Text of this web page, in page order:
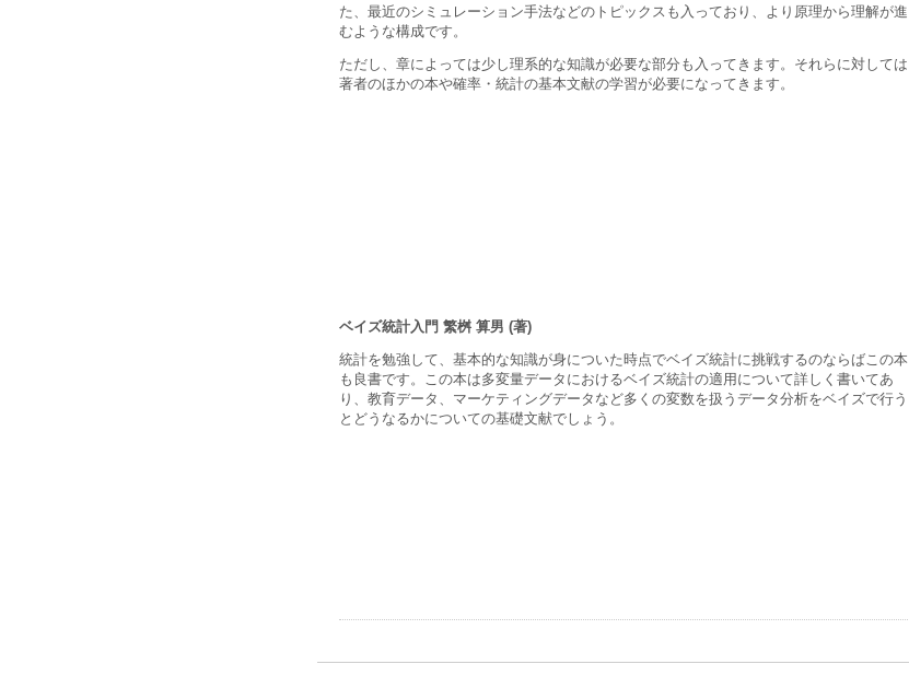
た、最近のシミュレーション手法などのトピックスも入っており、より原理から理解が進
むような構成です。
ただし、章によっては少し理系的な知識が必要な部分も入ってきます。それらに対しては
著者のほかの本や確率・統計の基本文献の学習が必要になってきます。
ベイズ統計入門 繁桝 算男 (著)
統計を勉強して、基本的な知識が身についた時点でベイズ統計に挑戦するのならばこの本
も良書です。この本は多変量データにおけるベイズ統計の適用について詳しく書いてあ
り、教育データ、マーケティングデータなど多くの変数を扱うデータ分析をベイズで行う
とどうなるかについての基礎文献でしょう。